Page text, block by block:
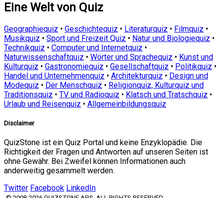
Eine Welt von Quiz
Geographiequiz • Geschichtequiz • Literaturquiz • Filmquiz •
Musikquiz • Sport und Freizeit Quiz • Natur und Biologiequiz •
Technikquiz • Computer und Internetquiz •
Naturwissenschaftquiz • Wörter und Sprachequiz • Kunst und
Kulturquiz • Gastronomiequiz • Gesellschaftquiz • Politikquiz •
Handel und Unternehmenquiz • Architekturquiz • Design und
Modequiz • Der Menschquiz • Religionquiz, Kulturquiz und
Traditionsquiz • TV und Radioquiz • Klatsch und Tratschquiz •
Urlaub und Reisenquiz • Allgemeinbildungsquiz
Disclaimer
QuizStone ist ein Quiz Portal und keine Enzyklopädie. Die
Richtigkeit der Fragen und Antworten auf unseren Seiten ist
ohne Gewähr. Bei Zweifel können Informationen auch
anderweitig gesammelt werden.
Twitter Facebook LinkedIn